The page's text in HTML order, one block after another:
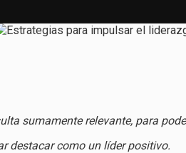
sumamente relevante, para
destacar como un líder positivo.